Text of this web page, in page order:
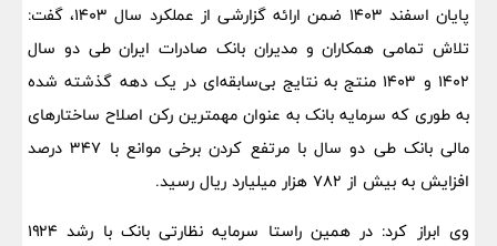
پایان اسفند ۱۴۰۳ ضمن ارائه گزارشی از عملکرد سال ۱۴۰۳، گفت:
تلاش تمامی همکاران و مدیران بانک صادرات ایران طی دو سال
۱۴۰۲ و ۱۴۰۳ منتج به نتایج بی‌سابقه‌ای در یک دهه گذشته شده
به طوری که سرمایه بانک به عنوان مهمترین رکن اصلاح ساختارهای
مالی بانک طی دو سال با مرتفع کردن برخی موانع با ۳۴۷ درصد
افزایش به بیش از ۷۸۲ هزار میلیارد ریال رسید.
وی ابراز کرد: در همین راستا سرمایه نظارتی بانک با رشد ۱۹۲۴